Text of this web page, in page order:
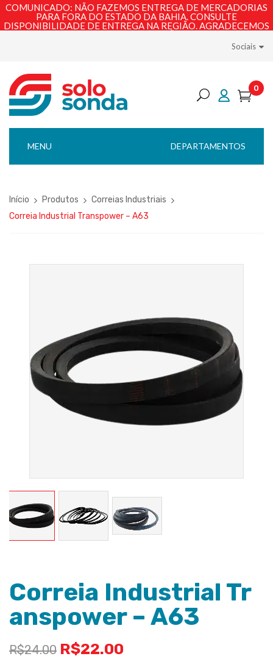
COMUNICADO: NÃO FAZEMOS ENTREGA DE MERCADORIAS
PARA FORA DO ESTADO DA BAHIA. CONSULTE
DISPONIBILIDADE DE ENTREGA NA REGIÃO. AGRADECEMOS
Sociais
0
DEPARTAMENTOS
MENU
Início Produtos
Correias Industriais
Correia Industrial Transpower – A63
Correia Industrial Tr
anspower – A63
R$24.00 R$22.00